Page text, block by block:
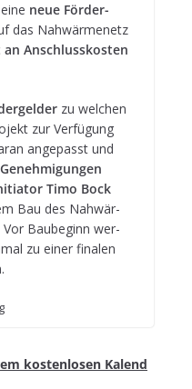
neue För­der­
das Nah­wär­me­netz
an Anschluss­kos­ten
zu wel­chen
zur Ver­fü­gung
ange­passt und
Geneh­mi­gun­gen
Timo Bock
Bau des Nah­wär­
Vor Bau­be­ginn wer­
zu einer fina­len
kos­ten­lo­sen Kalend